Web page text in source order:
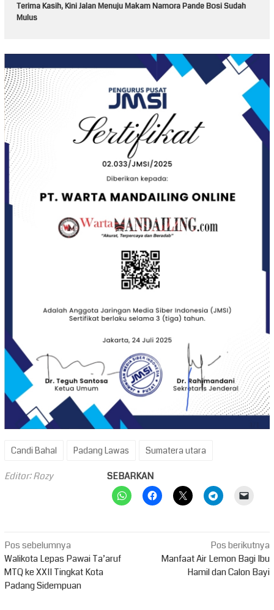
Terima Kasih, Kini Jalan Menuju Makam Namora Pande Bosi Sudah
Mulus
Candi Bahal Padang Lawas Sumatera utara
Editor: Rozy SEBARKAN
Navigasi
pos
Pos sebelumnya
Walikota Lepas Pawai Ta’aruf
MTQ ke XXII Tingkat Kota
Padang Sidempuan
Pos berikutnya
Manfaat Air Lemon Bagi Ibu
Hamil dan Calon Bayi